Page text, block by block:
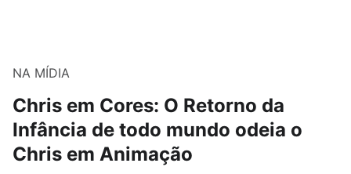
NA MÍDIA
Chris em Cores: O Retorno da
Infância de todo mundo odeia o
Chris em Animação